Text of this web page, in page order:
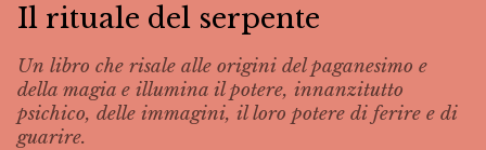
Il rituale del serpente
Un libro che risale alle origini del paganesimo e
della magia e illumina il potere, innanzitutto
psichico, delle immagini, il loro potere di ferire e di
guarire.